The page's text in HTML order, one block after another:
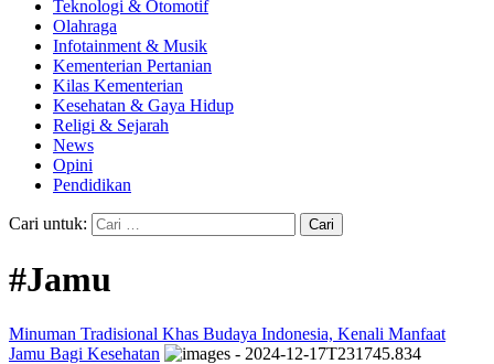
Teknologi & Otomotif
Olahraga
Infotainment & Musik
Kementerian Pertanian
Kilas Kementerian
Kesehatan & Gaya Hidup
Religi & Sejarah
News
Opini
Pendidikan
Cari untuk:
#Jamu
Minuman Tradisional Khas Budaya Indonesia, Kenali Manfaat
Jamu Bagi Kesehatan